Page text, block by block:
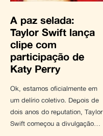
A paz selada:
Taylor Swift lança
clipe com
participação de
Katy Perry
Ok, estamos oficialmente em
um delírio coletivo. Depois de
dois anos do reputation, Taylor
Swift começou a divulgação…